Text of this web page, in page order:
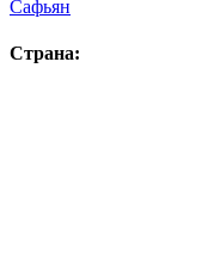
Сафьян
Страна: